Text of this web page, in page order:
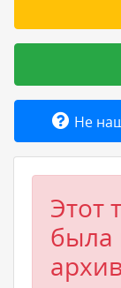
Товары
Не
Этот
была